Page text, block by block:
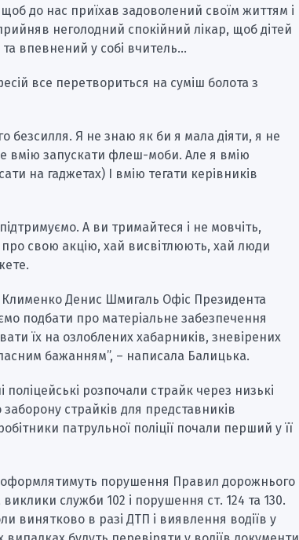
до нас приїхав задоволений своїм життям і
неголодний спокійний лікар, щоб дітей
впевнений у собі вчитель…
все перетвориться на суміш болота з
безсилля. Я не знаю як би я мала діяти, я не
вмію запускати флеш-моби. Але я вмію
на гаджетах) І вмію тегати керівників
А ви тримайтеся і не мовчіть,
про свою акцію, хай висвітлюють, хай люди
Денис Шмигаль Офіс Президента
подбати про матеріальне забезпечення
їх на озлоблених хабарників, зневірених
бажанням”, – написала Балицька.
поліцейські розпочали страйк через низькі
страйків для представників
патрульної поліції почали перший у її
оформлятимуть порушення Правил дорожнього
служби 102 і порушення ст. 124 та 130.
винятково в разі ДТП і виявлення водіїв у